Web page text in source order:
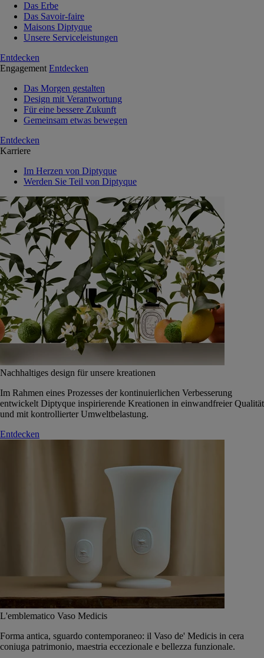
Das Erbe
Das Savoir-faire
Maisons Diptyque
Unsere Serviceleistungen
Entdecken
Engagement Entdecken
Das Morgen gestalten
Design mit Verantwortung
Für eine bessere Zukunft
Gemeinsam etwas bewegen
Entdecken
Karriere
Im Herzen von Diptyque
Werden Sie Teil von Diptyque
Nachhaltiges design für unsere kreationen
Im Rahmen eines Prozesses der kontinuierlichen Verbesserung
entwickelt Diptyque inspirierende Kreationen in einwandfreier Qualität
und mit kontrollierter Umweltbelastung.
Entdecken
L'emblematico Vaso Medicis
Forma antica, sguardo contemporaneo: il Vaso de' Medicis in cera
coniuga patrimonio, maestria eccezionale e bellezza funzionale.